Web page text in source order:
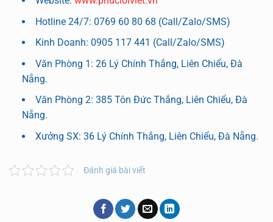
Hotline 24/7: 0769 60 80 68 (Call/Zalo/SMS)
Kinh Doanh: 0905 117 441 (Call/Zalo/SMS)
Văn Phòng 1: 26 Lý Chính Thắng, Liên Chiểu, Đà
Nẵng.
Văn Phòng 2: 385 Tôn Đức Thắng, Liên Chiểu, Đà
Nẵng.
Xưởng SX: 36 Lý Chính Thắng, Liên Chiểu, Đà Nẵng.
Đánh giá bài viết